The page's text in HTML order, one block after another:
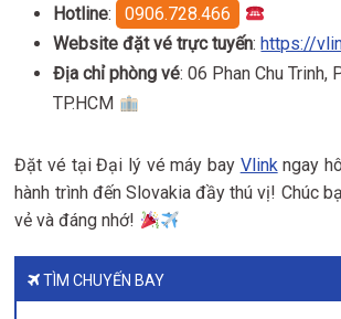
Hotline:
0906.728.466
Website đặt vé trực tuyến: https://
Địa chỉ phòng vé: 06 Phan Chu Trinh,
TP.HCM
Đặt vé tại Đại lý vé máy bay Vlinkngay
hành trình đến Slovakia đầy thú vị! Chúc
vẻ và đáng nhớ!
TÌM CHUYẾN BAY